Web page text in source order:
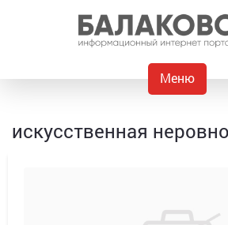
Меню
искусственная